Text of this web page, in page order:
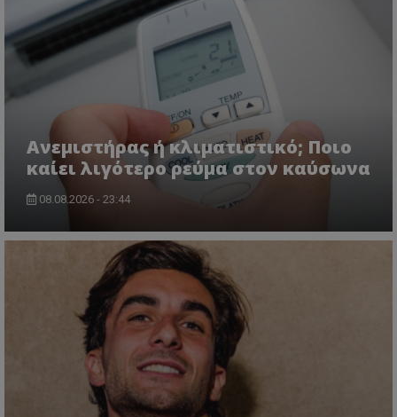
Ανεμιστήρας ή κλιματιστικό; Ποιο
καίει λιγότερο ρεύμα στον καύσωνα
08.08.2026 - 23:44